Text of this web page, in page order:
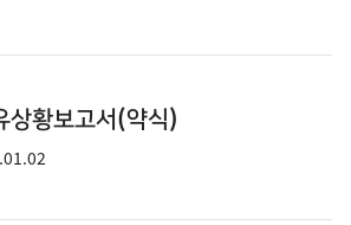
상황보고서(약식)